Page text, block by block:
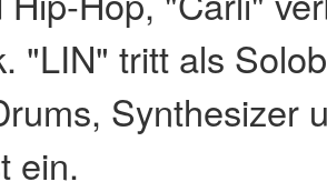
"LIN" tritt als
Synthesizer
ein.